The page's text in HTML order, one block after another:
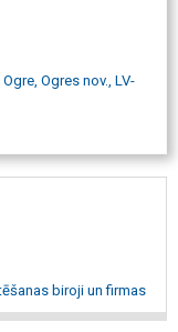
Ogres nov., LV-
biroji un firmas